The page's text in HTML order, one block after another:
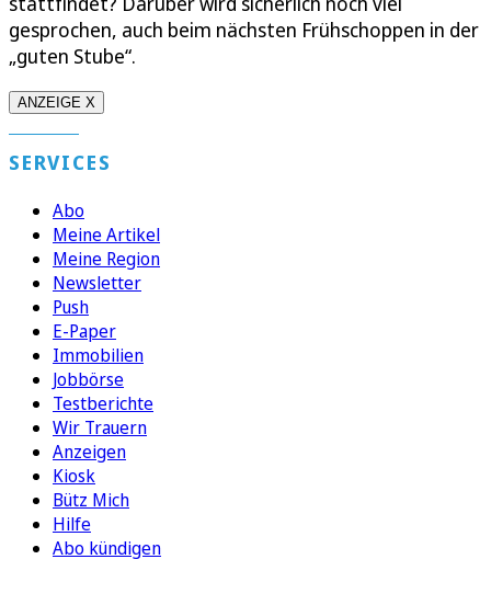
gesprochen, auch beim nächsten Frühschoppen in der
„guten Stube“.
ANZEIGE X
SERVICES
Abo
Meine Artikel
Meine Region
Newsletter
Push
E-Paper
Immobilien
Jobbörse
Testberichte
Wir Trauern
Anzeigen
Kiosk
Bütz Mich
Hilfe
Abo kündigen